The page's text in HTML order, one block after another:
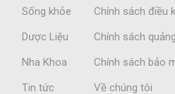
Sống khỏe
Dược Liệu
Nha Khoa
Tin tức
Chính sách điều
Chính sách
Chính sách bảo
Về chúng tôi